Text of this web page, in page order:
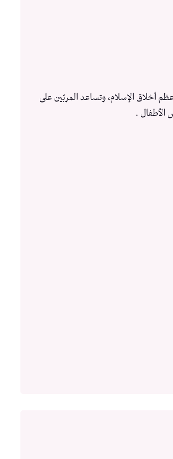
أخلاق الإسلام، وتساعد المربّين على
الأطفال .